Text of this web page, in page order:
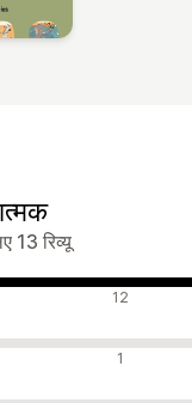
13 रिव्यू
12
1